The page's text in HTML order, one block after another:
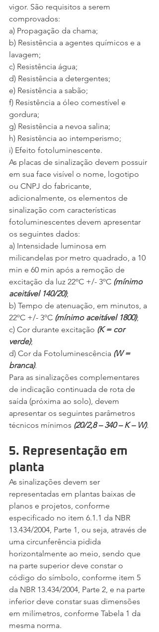
vigor. São requisitos a serem
comprovados:
a) Propagação da chama;
b) Resistência a agentes químicos e a
lavagem;
c) Resistência água;
d) Resistência a detergentes;
e) Resistência a sabão;
f) Resistência a óleo comestível e
gordura;
g) Resistência a nevoa salina;
h) Resistência ao intemperismo;
i) Efeito fotoluminescente.
As placas de sinalização devem possuir
em sua face visível o nome, logotipo
ou CNPJ do fabricante,
adicionalmente, os elementos de
sinalização com características
fotoluminescentes devem apresentar
os seguintes dados:
a) Intensidade luminosa em
milicandelas por metro quadrado, a 10
min e 60 min após a remoção de
excitação da luz 22ºC +/- 3ºC (mínimo
aceitável 140/20);
b) Tempo de atenuação, em minutos, a
22ºC +/- 3ºC (mínimo aceitável 1800);
c) Cor durante excitação (K = cor
verde);
d) Cor da Fotoluminescência (W =
branca).
Para as sinalizações complementares
de indicação continuada de rota de
saída (próxima ao solo), devem
apresentar os seguintes parâmetros
técnicos mínimos (20/2,8 – 340 – K – W).
5. Representação em
planta
As sinalizações devem ser
representadas em plantas baixas de
planos e projetos, conforme
especificado no item 6.1.1 da NBR
13.434/2004, Parte 1, ou seja, através de
uma circunferência pidida
horizontalmente ao meio, sendo que
na parte superior deve constar o
código do símbolo, conforme item 5
da NBR 13.434/2004, Parte 2, e na parte
inferior deve constar suas dimensões
em milímetros, conforme Tabela 1 da
mesma norma.